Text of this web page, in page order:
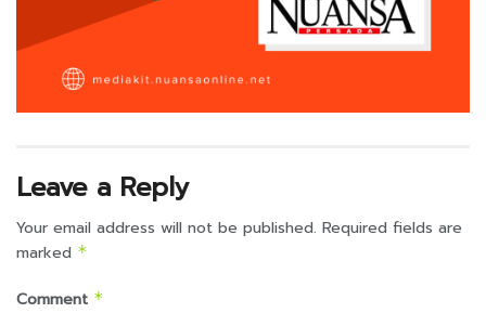
Leave a Reply
Your email address will not be published. Required fields are
marked *
Comment *